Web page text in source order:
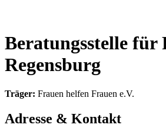
Beratungsstelle für
Regensburg
Träger: Frauen helfen Frauen e.V.
Adresse & Kontakt